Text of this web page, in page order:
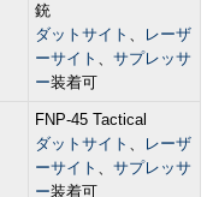
銃
ダットサイト 、
レーザ
ーサイト 、 サプレッサ
ー装着可
FNP-45 Tactical
ダットサイト 、
レーザ
ーサイト 、 サプレッサ
ー装着可